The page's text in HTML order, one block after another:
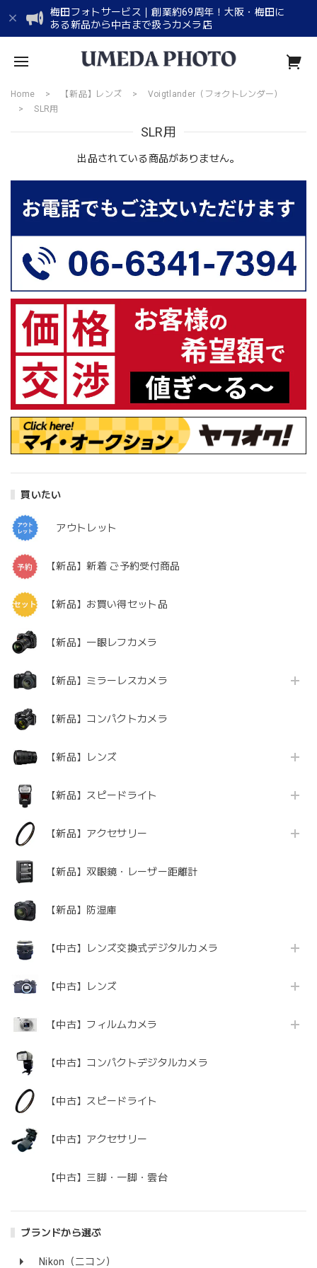
梅田フォトサービス｜創業約69周年！大阪・梅田に
ある新品から中古まで扱うカメラ店
買いたい
アウトレット
【新品】新着 ご予約受付商品
【新品】お買い得セット品
【新品】一眼レフカメラ
【新品】ミラーレスカメラ
【新品】コンパクトカメラ
【新品】レンズ
【新品】スピードライト
【新品】アクセサリー
【新品】双眼鏡・レーザー距離計
【新品】防湿庫
【中古】レンズ交換式デジタルカメラ
【中古】レンズ
【中古】フィルムカメラ
【中古】コンパクトデジタルカメラ
【中古】スピードライト
【中古】アクセサリー
【中古】三脚・一脚・雲台
ブランドから選ぶ
Nikon（ニコン）
Home 【新品】レンズ
Voigtlander（フォクトレンダー）
SLR用
SLR用
出品されている商品がありません。